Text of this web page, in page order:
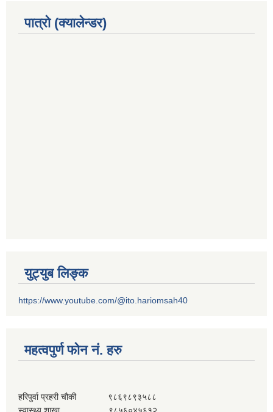
पात्रो (क्यालेन्डर)
युट्युब लिङ्क
https://www.youtube.com/@ito.hariomsah40
महत्वपुर्ण फोन नं. हरु
हरिपुर्वा प्रहरी चौकी ९८६९८९३५८८